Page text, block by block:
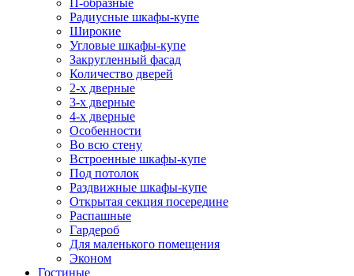
П-образные
Радиусные шкафы-купе
Широкие
Угловые шкафы-купе
Закругленный фасад
Количество дверей
2-х дверные
3-х дверные
4-х дверные
Особенности
Во всю стену
Встроенные шкафы-купе
Под потолок
Раздвижные шкафы-купе
Открытая секция посередине
Распашные
Гардероб
Для маленького помещения
Эконом
Гостиные